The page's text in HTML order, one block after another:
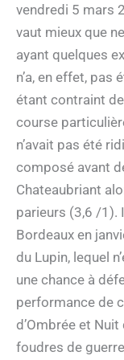
vendredi 5 mars
vaut mieux que
ayant quelques
n’a, en effet, pas
étant contraint
course
n’avait pas été
composé avant
Chateaubriant
parieurs (3,6 /1).
Bordeaux en
du Lupin, lequel
une chance à
performance de
d’Ombrée et
foudres de